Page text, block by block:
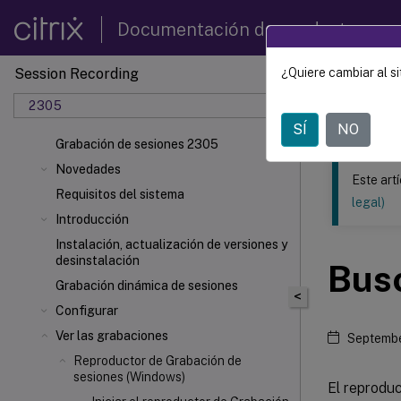
Documentación de productos
Session Recording
2305
Grabación de sesiones 2305
Novedades
Requisitos del sistema
Introducción
Instalación, actualización de versiones y
desinstalación
Grabación dinámica de sesiones
Configurar
Ver las grabaciones
Reproductor de Grabación de
sesiones (Windows)
Este
<
Este
legal)
El
¿Quiere cambiar al
SÍ NO